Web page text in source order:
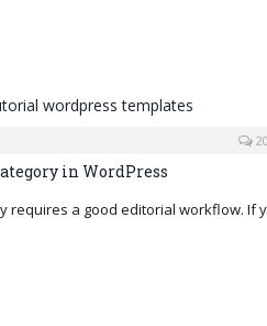
in WordPress
requires a good editorial workflow. If